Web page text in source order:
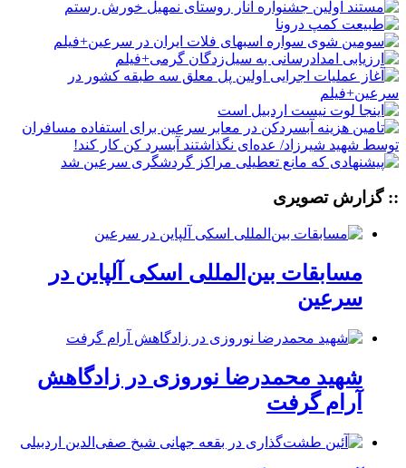
:: گزارش تصویری
مسابقات بین‌المللی اسکی آلپاین در
سرعین
شهید محمدرضا نوروزی در زادگاهش
آرام گرفت